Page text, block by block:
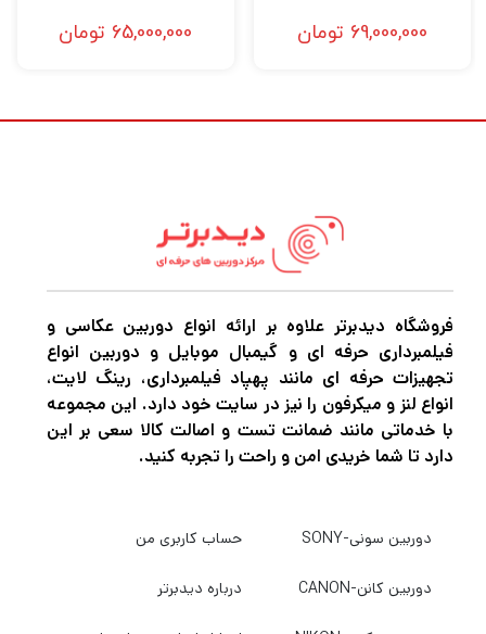
69,000,000 تومان 65,000,000 تومان
فروشگاه دیدبرتر علاوه بر ارائه انواع دوربین عکاسی و
فیلمبرداری حرفه ای و گیمبال موبایل و دوربین انواع
تجهیزات حرفه ای مانند پهپاد فیلمبرداری، رینگ لایت،
انواع لنز و میکرفون را نیز در سایت خود دارد. این مجموعه
با خدماتی مانند ضمانت تست و اصالت کالا سعی بر این
دارد تا شما خریدی امن و راحت را تجربه کنید.
دوربین سونی-SONY
دوربین کانن-CANON
حساب کاربری من
درباره دیدبرتر